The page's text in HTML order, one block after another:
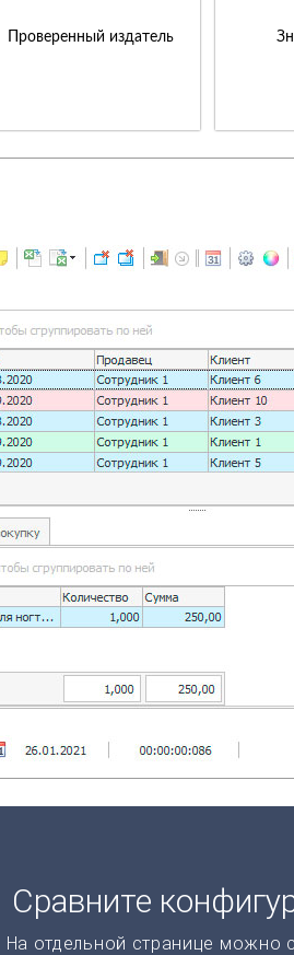
Проверенный издатель
Сравните
На отдельной странице можно